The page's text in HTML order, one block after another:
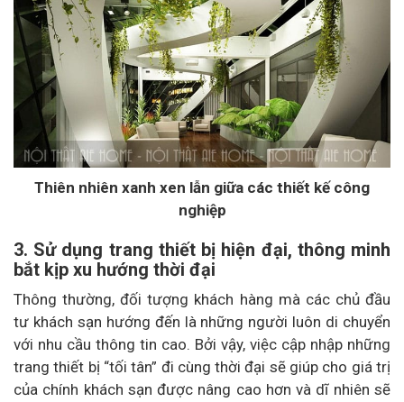
Thiên nhiên xanh xen lẫn giữa các thiết kế công
nghiệp
3. Sử dụng trang thiết bị hiện đại, thông minh
bắt kịp xu hướng thời đại
Thông thường, đối tượng khách hàng mà các chủ đầu
tư khách sạn hướng đến là những người luôn di chuyển
với nhu cầu thông tin cao. Bởi vậy, việc cập nhập những
trang thiết bị “tối tân” đi cùng thời đại sẽ giúp cho giá trị
của chính khách sạn được nâng cao hơn và dĩ nhiên sẽ